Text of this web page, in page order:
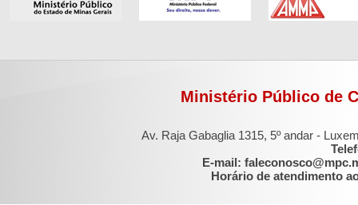
Ministério Público de
Av. Raja Gabaglia 1315, 5º andar -
E-mail:
Horário de atendimento